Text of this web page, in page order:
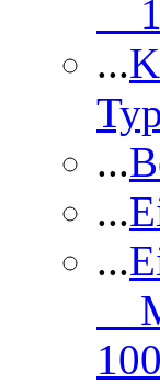
...
...
...
...